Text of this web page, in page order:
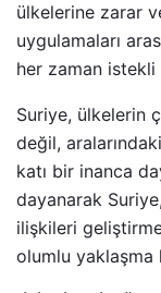
ülkelerine zarar
uygulamaları
her zaman istekli
Suriye, ülkelerin
değil,
katı bir inanca
dayanarak
ilişkileri
olumlu yaklaşma